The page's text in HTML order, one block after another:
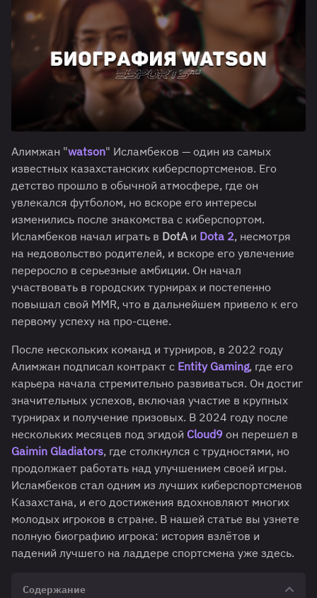
Алимжан "watson" Исламбеков — один из самых
известных казахстанских киберспортсменов. Его
детство прошло в обычной атмосфере, где он
увлекался футболом, но вскоре его интересы
изменились после знакомства с киберспортом.
Исламбеков начал играть в DotAи Dota 2, несмотря
на недовольство родителей, и вскоре его увлечение
переросло в серьезные амбиции. Он начал
участвовать в городских турнирах и постепенно
повышал свой MMR, что в дальнейшем привело к его
первому успеху на про-сцене.
После нескольких команд и турниров, в 2022 году
Алимжан подписал контракт с Entity Gaming, где его
карьера начала стремительно развиваться. Он достиг
значительных успехов, включая участие в крупных
турнирах и получение призовых. В 2024 году после
нескольких месяцев под эгидой Cloud9 он перешел в
Gaimin Gladiators, где столкнулся с трудностями, но
продолжает работать над улучшением своей игры.
Исламбеков стал одним из лучших киберспортсменов
Казахстана, и его достижения вдохновляют многих
молодых игроков в стране. В нашей статье вы узнете
полную биографию игрока: история взлётов и
падений лучшего на ладдере спортсмена уже здесь.
Содержание